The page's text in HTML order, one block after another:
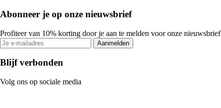
Abonneer je op onze nieuwsbrief
Profiteer van 10% korting door je aan te melden voor onze nieuwsbrief
Aanmelden
Blijf verbonden
Volg ons op sociale media